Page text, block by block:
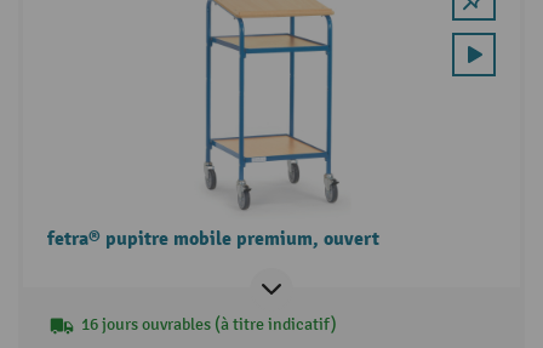
fetra® pupitre mobile premium, ouvert
16 jours ouvrables (à titre indicatif)